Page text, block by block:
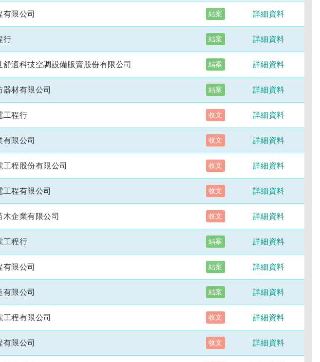
有限公司 結案 詳細資料
行 結案 詳細資料
舒適科技空調設備販賣股份有限公司 結案 詳細資料
器材有限公司 結案 詳細資料
工程行 收文 詳細資料
有限公司 收文 詳細資料
工程股份有限公司 收文 詳細資料
工程有限公司 收文 詳細資料
木企業有限公司 收文 詳細資料
工程行 結案 詳細資料
有限公司 結案 詳細資料
有限公司 結案 詳細資料
工程有限公司 收文 詳細資料
有限公司 收文 詳細資料